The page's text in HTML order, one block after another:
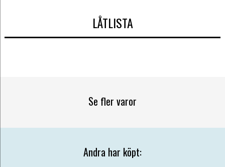
LÅTLISTA
Se fler varor
Andra har köpt: